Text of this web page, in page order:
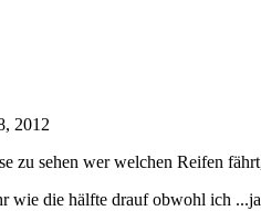
2012
zu sehen wer welchen Reifen
wie die hälfte drauf obwohl ich